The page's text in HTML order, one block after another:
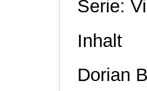
Serie:
Inhalt
Dorian